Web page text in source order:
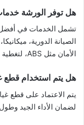
هل توفر الورشة خدمات
تشمل الخدمات في أفضل
الصيانة الدورية،
الأمان مثل ABS، لتغطية جميع احتياجات السيارة في مكان واحد.
هل يتم استخدام قطع
يتم الاعتماد على قطع
لضمان الأداء الجيد